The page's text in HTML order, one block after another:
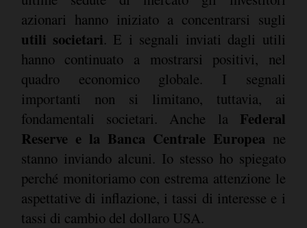
azionari hanno iniziato a concentrarsi sugli
utili societari. E i segnali inviati dagli utili
hanno continuato a mostrarsi positivi, nel
quadro economico globale. I segnali
importanti non si limitano, tuttavia, ai
fondamentali societari. Anche la Federal
Reserve e la Banca Centrale Europea ne
stanno inviando alcuni. Io stesso ho spiegato
perché monitoriamo con estrema attenzione le
aspettative di inflazione, i tassi di interesse e i
tassi di cambio del dollaro USA.